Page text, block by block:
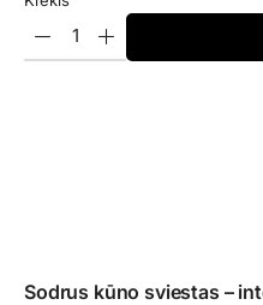
Sodrus kūno sviestas –